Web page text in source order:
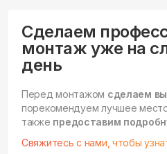
Сделаем
монтаж уже на
день
Перед монтажом сделаем
порекомендуем лучшее
также предоставим
Свяжитесь с нами, чтобы